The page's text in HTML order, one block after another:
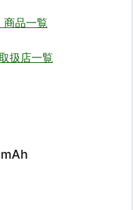
品一覧
扱店一覧